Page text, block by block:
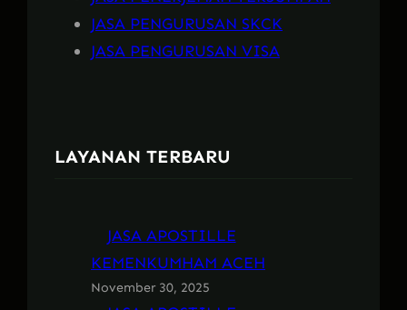
JASA PENGURUSAN SKCK
JASA PENGURUSAN VISA
LAYANAN TERBARU
JASA APOSTILLE
KEMENKUMHAM ACEH
November 30, 2025